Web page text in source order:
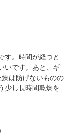
す。時間が経つと
いです。あと、ギ
は防げないものの
少し長時間乾燥を